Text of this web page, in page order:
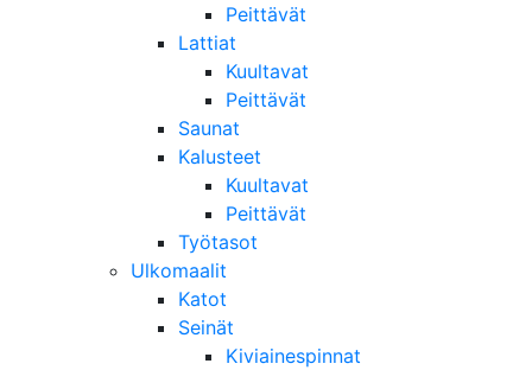
Peittävät
Lattiat
Kuultavat
Peittävät
Saunat
Kalusteet
Kuultavat
Peittävät
Työtasot
Ulkomaalit
Katot
Seinät
Kiviainespinnat